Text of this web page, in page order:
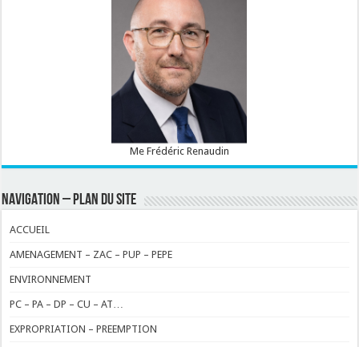
Me Frédéric Renaudin
NAVIGATION – PLAN DU SITE
ACCUEIL
AMENAGEMENT – ZAC – PUP – PEPE
ENVIRONNEMENT
PC – PA – DP – CU – AT…
EXPROPRIATION – PREEMPTION